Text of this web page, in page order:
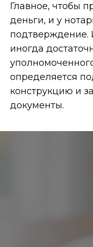
Главное, чтобы
деньги, и у
подтверждение.
иногда
определяется
конструкцию и
документы.